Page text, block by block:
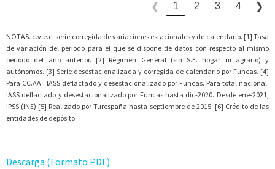
❮ 1 2 3 4 ❯
NOTAS. c.v.e.c: serie corregida de variaciones estacionales y de calendario. [1] Tasa
de variación del periodo para el que se dispone de datos con respecto al mismo
periodo del año anterior. [2] Régimen General (sin S.E. hogar ni agrario) y
autónomos. [3] Serie desestacionalizada y corregida de calendario por Funcas. [4]
Para CC.AA.: IASS deflactado y desestacionalizado por Funcas. Para total nacional:
IASS deflactado y desestacionalizado por Funcas hasta dic-2020. Desde ene-2021,
IPSS (INE) [5] Realizado por Turespaña hasta septiembre de 2015. [6] Crédito de las
entidades de depósito.
Descarga (Formato PDF)